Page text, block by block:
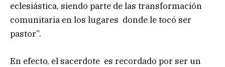
eclesiástica, siendo parte de las transformación
comunitaria en los lugares donde le tocó ser
pastor”.
En efecto, el sacerdote es recordado por ser un